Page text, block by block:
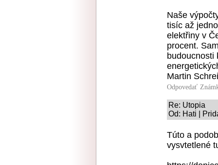
Naše
tisíc až
elektřiny v
procent.
budoucnosti
Martin
Odpovedať
Re: Utopia
Od: Hati |
Túto a
vysvtetlené